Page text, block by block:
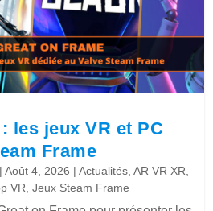
les jeux VR et PC
Frame
|Août 4, 2026 |Actualités ,AR VR XR
VR ,Jeux Steam Frame